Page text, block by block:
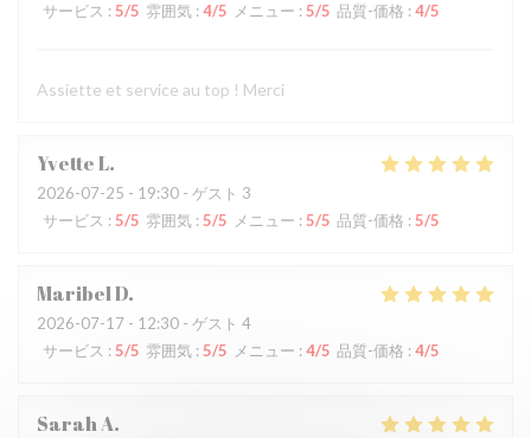
サービス : 5/5 雰囲気 : 4/5 メニュー : 5/5 品質-価格 : 4/5
Assiette et service au top ! Merci
YvetteL
2026-07-25 - 19:30 - ゲスト 3
サービス : 5/5 雰囲気 : 5/5 メニュー : 5/5 品質-価格 : 5/5
MaribelD
2026-07-17 - 12:30 - ゲスト 4
サービス : 5/5 雰囲気 :5/5 メニュー :4/5 品質-価格 : 4/5
SarahA